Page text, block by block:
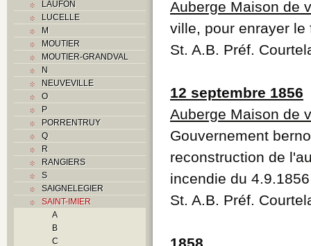
LAUFON
LUCELLE
M
MOUTIER
MOUTIER-GRANDVAL
N
NEUVEVILLE
O
P
PORRENTRUY
Q
R
RANGIERS
S
SAIGNELEGIER
SAINT-IMIER
A
B
C
Auberge Maison de
ville, pour enrayer le
St. A.B. Préf.
12 septembre 1856
Auberge Maison de
Gouvernement
reconstruction de
incendie du 4.9.1856
St. A.B. Préf.
1858